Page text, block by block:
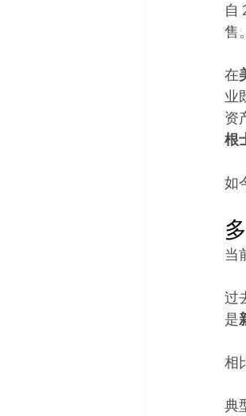
自
售
在
业
资
根
如
当
过
是
相
典